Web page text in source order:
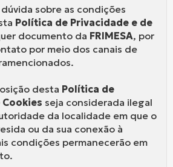
sobre as condições
Política de Privacidade e de
documento da FRIMESA, por
por meio dos canais de
desta Política de
seja considerada ilegal
da localidade em que o
ou da sua conexão à
condições permanecerão em